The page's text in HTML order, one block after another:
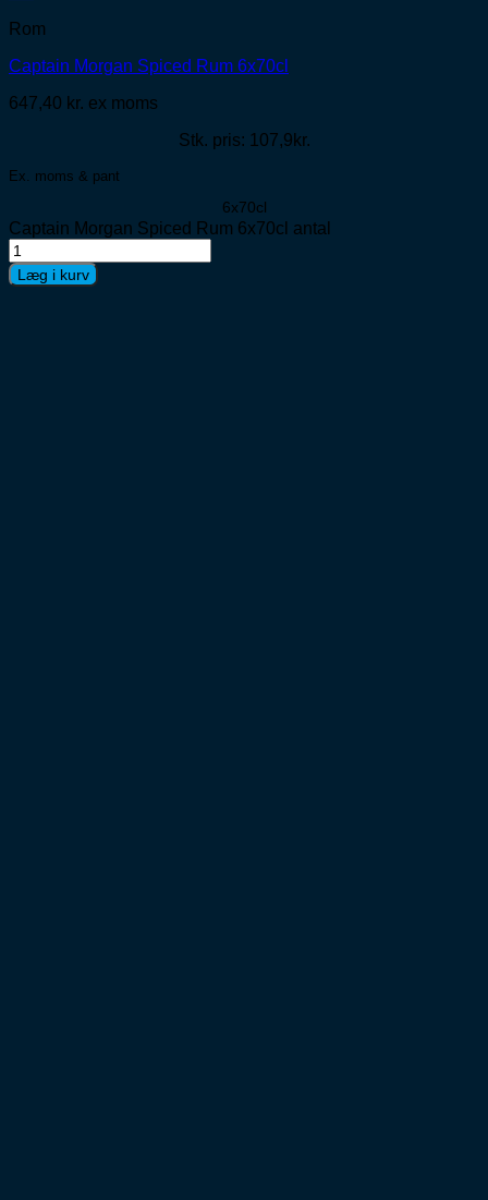
Rom
Captain Morgan Spiced Rum 6x70cl
647,40 kr. ex moms
Stk. pris: 107,9kr.
Ex. moms & pant
6x70cl
Captain Morgan Spiced Rum 6x70cl antal
Læg i kurv